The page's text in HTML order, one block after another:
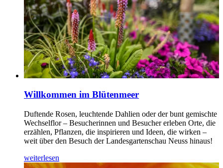
Willkommen im Blütenmeer
Duftende Rosen, leuchtende Dahlien oder der bunt gemischte
Wechselflor – Besucherinnen und Besucher erleben Orte, die
erzählen, Pflanzen, die inspirieren und Ideen, die wirken –
weit über den Besuch der Landesgartenschau Neuss hinaus!
weiterlesen